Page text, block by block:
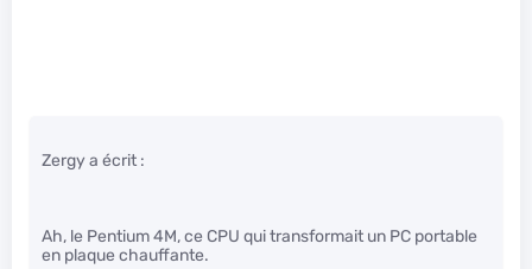
Zergy a écrit :
Ah, le Pentium 4M, ce CPU qui transformait un PC portable
en plaque chauffante.